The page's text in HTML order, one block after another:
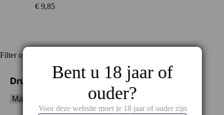
€ 9,85
Filter op
DruivenrasBent u 18 jaar of
ouder?
Voor deze website moet je 18 jaar of ouder zijn